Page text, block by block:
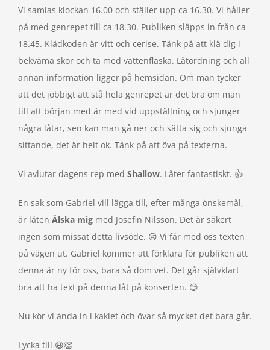
Vi samlas klockan 16.00 och ställer upp ca 16.30. Vi håller
på med genrepet till ca 18.30. Publiken släpps in från ca
18.45. Klädkoden är vitt och cerise. Tänk på att klä dig i
bekväma skor och ta med vattenflaska. Låtordning och all
annan information ligger på hemsidan. Om man tycker
att det jobbigt att stå hela genrepet är det bra om man
till att början med är med vid uppställning och sjunger
några låtar, sen kan man gå ner och sätta sig och sjunga
sittande, det är helt ok. Tänk på att öva på texterna.
Vi avlutar dagens rep med Shallow. Låter fantastiskt. 👍
En sak som Gabriel vill lägga till, efter många önskemål,
är låten Älska mig med Josefin Nilsson. Det är säkert
ingen som missat detta livsöde. 😢 Vi får med oss texten
på vägen ut. Gabriel kommer att förklara för publiken att
denna är ny för oss, bara så dom vet. Det går självklart
bra att ha text på denna låt på konserten. 😊
Nu kör vi ända in i kaklet och övar så mycket det bara går.
Lycka till 😃👏